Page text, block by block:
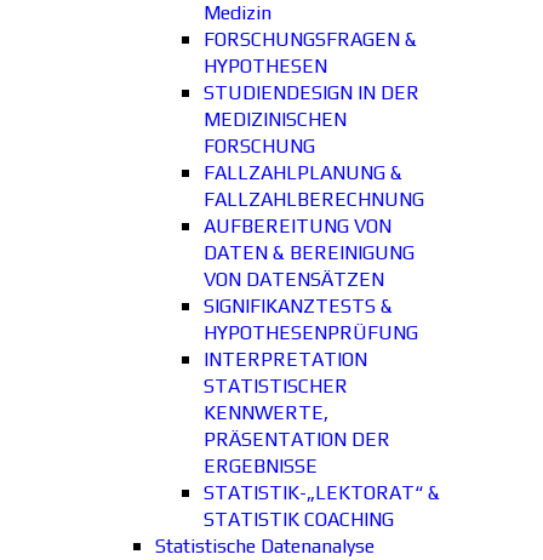
Medizin
FORSCHUNGSFRAGEN &
HYPOTHESEN
STUDIENDESIGN IN DER
MEDIZINISCHEN
FORSCHUNG
FALLZAHLPLANUNG &
FALLZAHLBERECHNUNG
AUFBEREITUNG VON
DATEN & BEREINIGUNG
VON DATENSÄTZEN
SIGNIFIKANZTESTS &
HYPOTHESENPRÜFUNG
INTERPRETATION
STATISTISCHER
KENNWERTE,
PRÄSENTATION DER
ERGEBNISSE
STATISTIK-„LEKTORAT“ &
STATISTIK COACHING
Statistische Datenanalyse